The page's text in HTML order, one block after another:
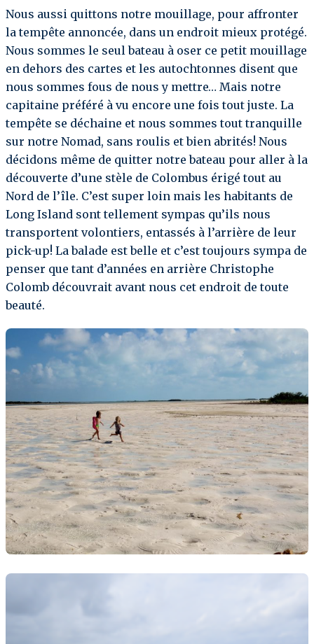
Nous aussi quittons notre mouillage, pour affronter
la tempête annoncée, dans un endroit mieux protégé.
Nous sommes le seul bateau à oser ce petit mouillage
en dehors des cartes et les autochtonnes disent que
nous sommes fous de nous y mettre… Mais notre
capitaine préféré à vu encore une fois tout juste. La
tempête se déchaine et nous sommes tout tranquille
sur notre Nomad, sans roulis et bien abrités! Nous
décidons même de quitter notre bateau pour aller à la
découverte d’une stèle de Colombus érigé tout au
Nord de l’île. C’est super loin mais les habitants de
Long Island sont tellement sympas qu’ils nous
transportent volontiers, entassés à l’arrière de leur
pick-up! La balade est belle et c’est toujours sympa de
penser que tant d’années en arrière Christophe
Colomb découvrait avant nous cet endroit de toute
beauté.